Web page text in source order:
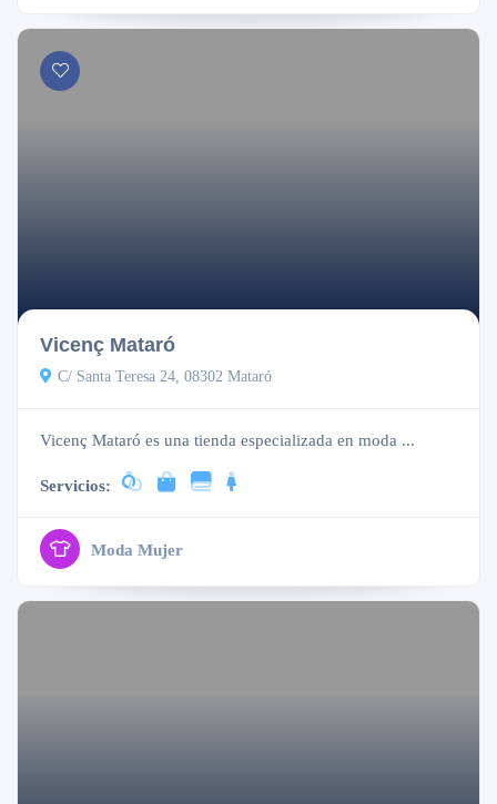
Vicenç Mataró
C/ Santa Teresa 24, 08302 Mataró
Vicenç Mataró es una tienda especializada en moda ...
Servicios:
Moda Mujer